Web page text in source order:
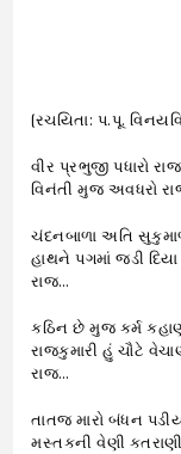
(રચયિતા: પ.પૂ.
વીર પ્રભુજી પધારો
વિનંતી મુજ અવધરો
ચંદનબાળા અતિ
હાથને પગમાં જડી દિયા
રાજ…
કઠિન છે મુજ કર્મ
રાજકુમારી હું ચૌટે
રાજ…
તાતજ મારો બંધન
મસ્તકની વેણી